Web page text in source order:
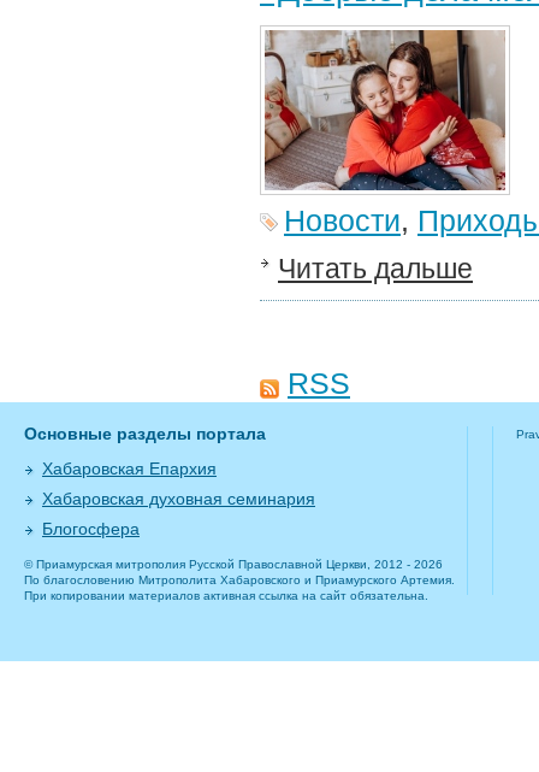
Новости,
Читать дальше
RSS
Основные разделы портала
Хабаровская Епархия
Хабаровская духовная семинария
Блогосфера
© Приамурская митрополия Русской Православной Церкви, 2012 - 2026
По благословению Митрополита Хабаровского и Приамурского Артемия.
При копировании материалов активная ссылка на сайт обязательна.